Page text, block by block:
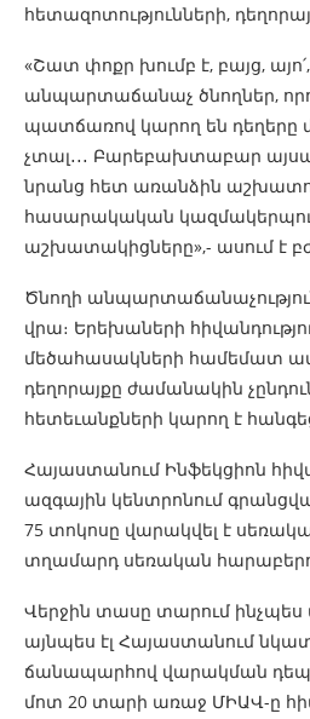
հետազոտությունների,
«Շատ փոքր խումբ է, բայց,
անպարտաճանաչ ծնողներ,
պատճառով կարող են դեղերը
չտալ․․․ Բարեբախտաբար
նրանց հետ առանձին
հասարակական
աշխատակիցները»,- ասում է
Ծնողի
վրա։ Երեխաների
մեծահասակների համեմատ
դեղորայքը ժամանակին
հետեւանքների կարող է
Հայաստանում Ինֆեկցիոն
ազգային կենտրոնում
75 տոկոսը վարակվել է
տղամարդ սեռական
Վերջին տասը տարում ինչպես
այնպես էլ Հայաստանում
ճանապարհով վարակման
մոտ 20 տարի առաջ ՄԻԱՎ-ը